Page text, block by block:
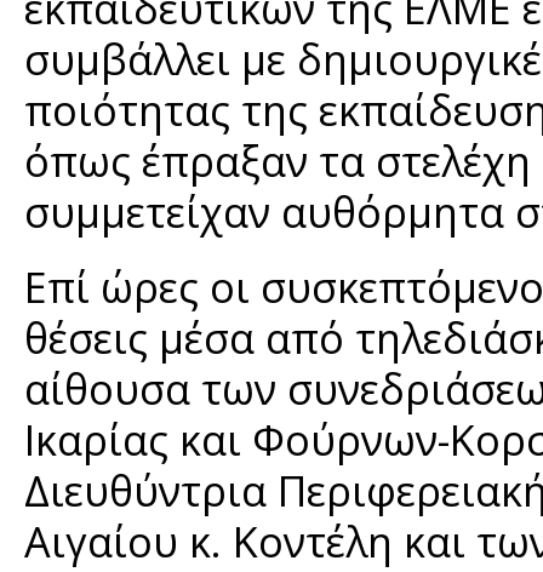
συμβάλλει με
ποιότητας της
όπως έπραξαν τα
συμμετείχαν αυθόρμητα
Επί ώρες οι
θέσεις μέσα από
αίθουσα των
Ικαρίας και Φούρνων-
Διευθύντρια
Αιγαίου κ. Κοντέλη και